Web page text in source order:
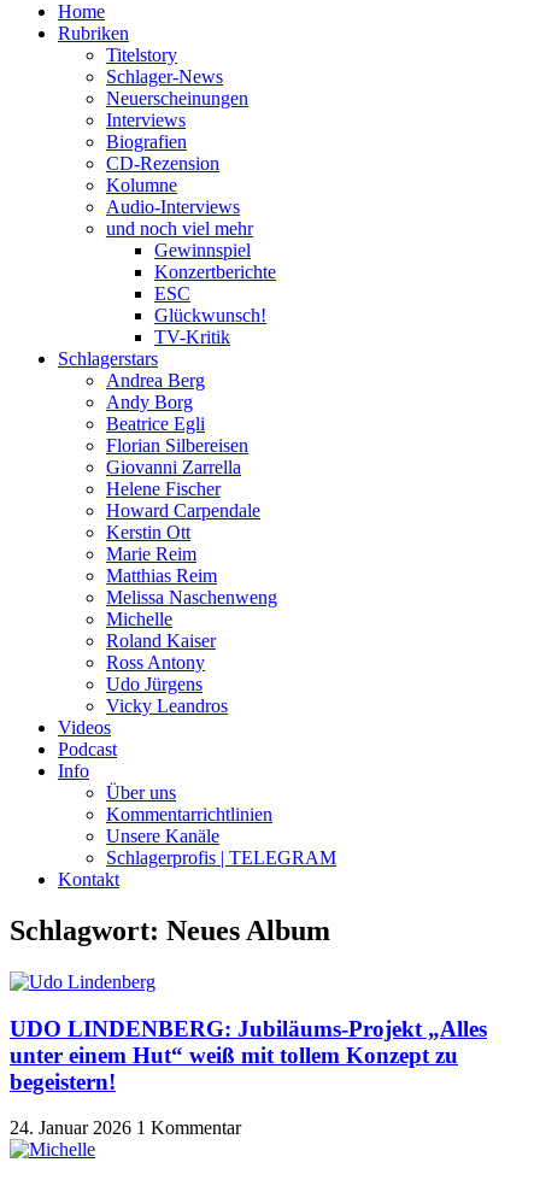
Home
Rubriken
Titelstory
Schlager-News
Neuerscheinungen
Interviews
Biografien
CD-Rezension
Kolumne
Audio-Interviews
und noch viel mehr
Gewinnspiel
Konzertberichte
ESC
Glückwunsch!
TV-Kritik
Schlagerstars
Andrea Berg
Andy Borg
Beatrice Egli
Florian Silbereisen
Giovanni Zarrella
Helene Fischer
Howard Carpendale
Kerstin Ott
Marie Reim
Matthias Reim
Melissa Naschenweng
Michelle
Roland Kaiser
Ross Antony
Udo Jürgens
Vicky Leandros
Videos
Podcast
Info
Über uns
Kommentarrichtlinien
Unsere Kanäle
Schlagerprofis | TELEGRAM
Kontakt
Schlagwort: Neues Album
UDO LINDENBERG: Jubiläums-Projekt „Alles
unter einem Hut“ weiß mit tollem Konzept zu
begeistern!
24. Januar 2026 1 Kommentar